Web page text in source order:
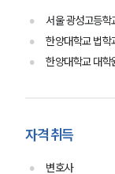
서울 광성고등학
한양대학교 법학
한양대학교 대학
자격 취득
변호사